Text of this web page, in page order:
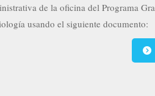
de la oficina del Programa
usando el siguiente documento: